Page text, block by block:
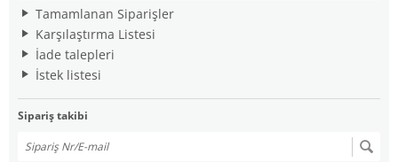
Tamamlanan Siparişler
Karşılaştırma Listesi
İade talepleri
İstek listesi
Sipariş takibi